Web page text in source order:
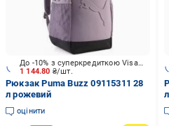
1 144.80 ₴/шт.
До -10% з суперкредиткою Visa Вигода
Рюкзак Puma Buzz 09115311 28
л рожевий
оцінити